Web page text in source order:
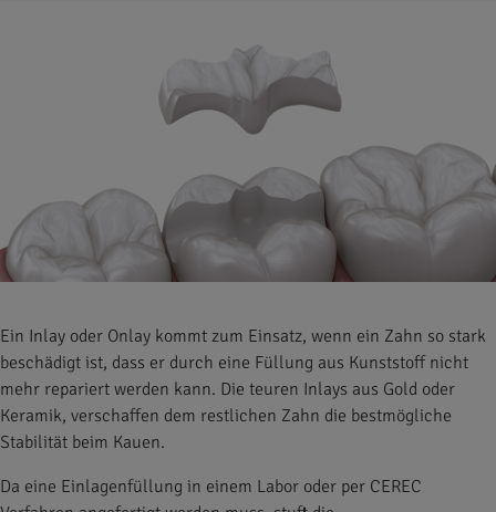
Ein Inlay oder Onlay kommt zum Einsatz, wenn ein Zahn so stark
beschädigt ist, dass er durch eine Füllung aus Kunststoff nicht
mehr repariert werden kann. Die teuren Inlays aus Gold oder
Keramik, verschaffen dem restlichen Zahn die bestmögliche
Stabilität beim Kauen.
Da eine Einlagenfüllung in einem Labor oder per CEREC